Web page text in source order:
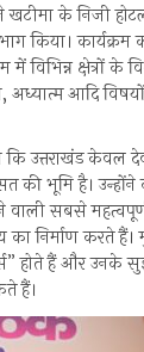
खटीमा के निजी
किया।
में विभिन्न क्षेत्रों के
अध्यात्म आदि
कि उत्तराखंड केवल
की भूमि है। उन्होंने
वाली सबसे
निर्माण करते हैं।
होते हैं और उनके
हैं।